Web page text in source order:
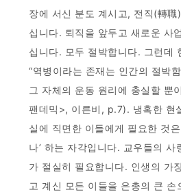
장에 서신 분도 계시고, 전직(轉職
십니다. 퇴직을 앞두고 새로운 사
십니다. 모두 절박합니다. 그런데
“역병이라는 존재는 인간의 절박
그 자체의 운동 원리에 충실할 뿐
팬데믹>, 이른비, p.7). 냉혹한 현
실에 직면한 이들에게 필요한 것
나’ 하는 자각입니다. 교우들의 사
가 절실히 필요합니다. 인생의 가
고 계신 모든 이들을 은총의 큰 손